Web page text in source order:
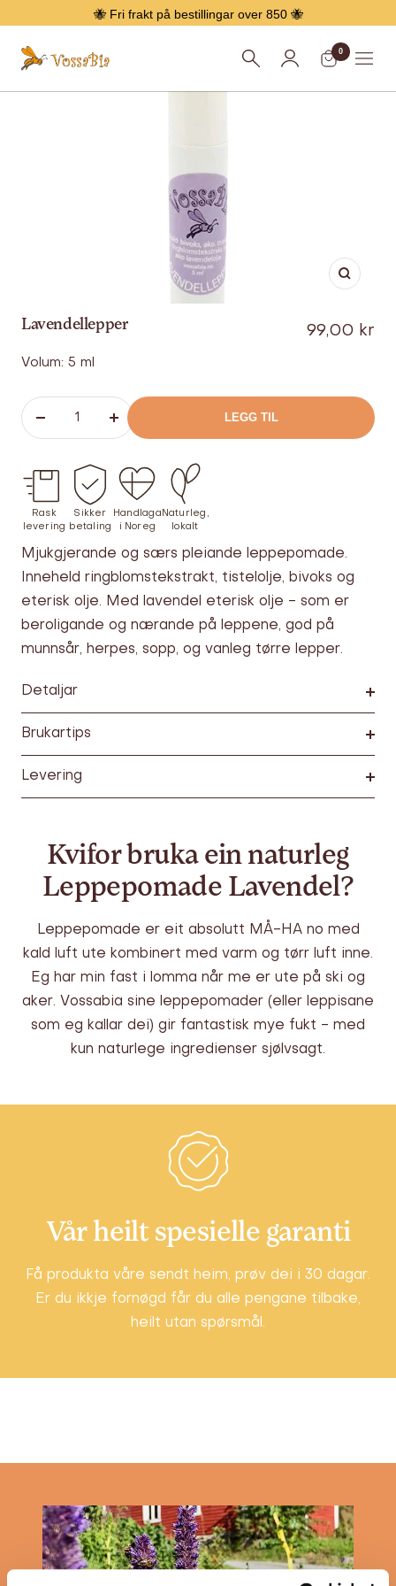
🐝 Fri frakt på bestillingar over 850 🐝
Meny
Vossabia 0
Lavendellepper Tilbud
99,00 kr
Volum: 5 ml
Øk
LEGG TIL
Rask
levering
Sikker
betaling
Handlaga
i Noreg
Naturleg,
lokalt
Mjukgjerande og særs pleiande leppepomade.
Inneheld ringblomstekstrakt, tistelolje, bivoks og
eterisk olje. Med lavendel eterisk olje - som er
beroligande og nærande på leppene, god på
munnsår, herpes, sopp, og vanleg tørre lepper.
Detaljar
Brukartips
Levering
Kvifor bruka ein naturleg
Leppepomade Lavendel?
Leppepomade er eit absolutt MÅ-HA no med
kald luft ute kombinert med varm og tørr luft inne.
Eg har min fast i lomma når me er ute på ski og
aker. Vossabia sine leppepomader (eller leppisane
som eg kallar dei) gir fantastisk mye fukt - med
kun naturlege ingredienser sjølvsagt.
Vår heilt spesielle garanti
Få produkta våre sendt heim, prøv dei i 30 dagar.
Er du ikkje fornøgd får du alle pengane tilbake,
heilt utan spørsmål.